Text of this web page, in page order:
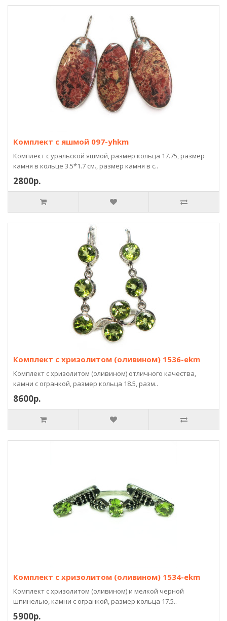
Комплект с яшмой 097-yhkm
Комплект с уральской яшмой, размер кольца 17.75, размер
камня в кольце 3.5*1.7 см., размер камня в с..
2800р.
Комплект с хризолитом (оливином) 1536-ekm
Комплект с хризолитом (оливином) отличного качества,
камни с огранкой, размер кольца 18.5, разм..
8600р.
Комплект с хризолитом (оливином) 1534-ekm
Комплект с хризолитом (оливином) и мелкой черной
шпинелью, камни с огранкой, размер кольца 17.5..
5900р.